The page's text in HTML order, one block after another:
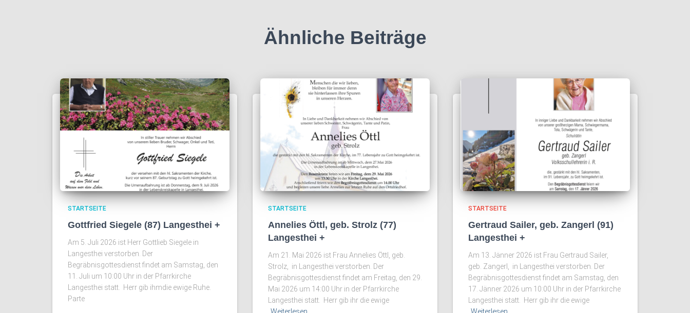
Ähnliche Beiträge
STARTSEITE
Gottfried Siegele (87) Langesthei +
Am 5. Juli 2026 ist Herr Gottlieb Siegele in
Langesthei verstorben. Der
Begräbnisgottesdienst findet am Samstag, den
11. Juli um 10:00 Uhr in der Pfarrkirche
Langesthei statt. Herr gib ihmdie ewige Ruhe.
Parte
STARTSEITE
Annelies Öttl, geb. Strolz (77)
Langesthei +
Am 21. Mai 2026 ist Frau Annelies Öttl, geb.
Strolz, in Langesthei verstorben. Der
Begräbnisgottesdienst findet am Freitag, den 29.
Mai 2026 um 14:00 Uhr in der Pfarrkirche
Langesthei statt. Herr gib ihr die ewige
STARTSEITE
Gertraud Sailer, geb. Zangerl (91)
Langesthei +
Am 13. Jänner 2026 ist Frau Gertraud Sailer,
geb. Zangerl, in Langesthei verstorben. Der
Begräbnisgottesdienst findet am Samstag, den
17. Jänner 2026 um 10:00 Uhr in der Pfarrkirche
Langesthei statt. Herr gib ihr die ewige